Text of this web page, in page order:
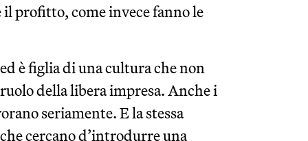
il profitto, come invece fanno le
è figlia di una cultura che non
della libera impresa. Anche i
seriamente. E la stessa
cercano d’introdurre una